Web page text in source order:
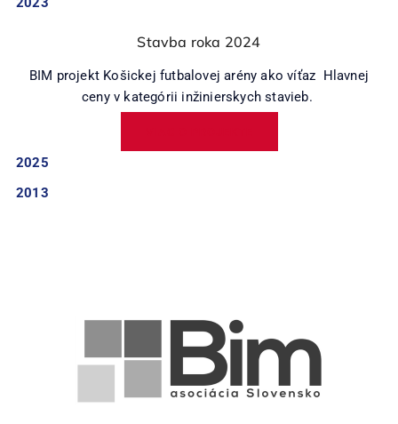
Stavba roka 2024
BIM projekt Košickej futbalovej arény ako víťaz Hlavnej
ceny v kategórii inžinierskych stavieb.
2025
2013